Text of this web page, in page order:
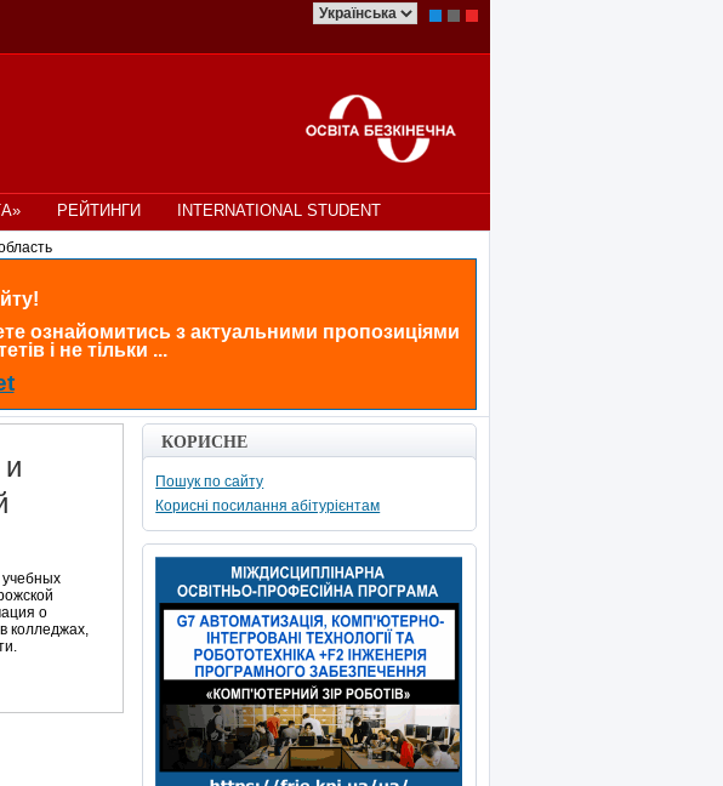
РЕЙТИНГИ INTERNATIONAL STUDENT
ознайомитись з актуальними пропозиціями
і не тільки ...
о
колледжах,
КОРИСНЕ
Пошук по сайту
Корисні посилання абітурієнтам